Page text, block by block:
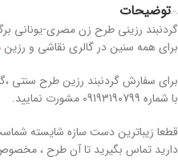
توضیحات
گردنبند رزینی طرح زن مصری-یونانی
برای همه سنین در گالری نقاشی و رزین
برای سفارش گردنبند رزین طرح سنتی
با شماره 09193190799 مشورت نمایید.
قطعا زیباترین دست سازه شایسته
دارید تماس بگیرید تا آن طرح ،